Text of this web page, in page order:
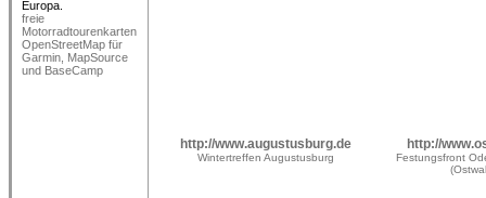
freie
Motorradtourenkarten
OpenStreetMap für
Garmin, MapSource
und BaseCamp
http://www.augustusburg.de
Wintertreffen Augustusburg
http://
Festungsfront